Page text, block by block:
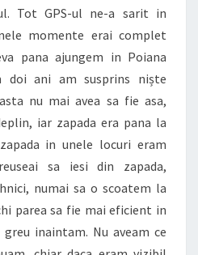
Tot GPS-ul ne-a sarit in
momente erai complet
pana ajungem in Poiana
doi ani am susprins niște
nu mai avea sa fie asa,
iar zapada era pana la
in unele locuri eram
sa iesi din zapada,
numai sa o scoatem la
parea sa fie mai eficient in
inaintam. Nu aveam ce